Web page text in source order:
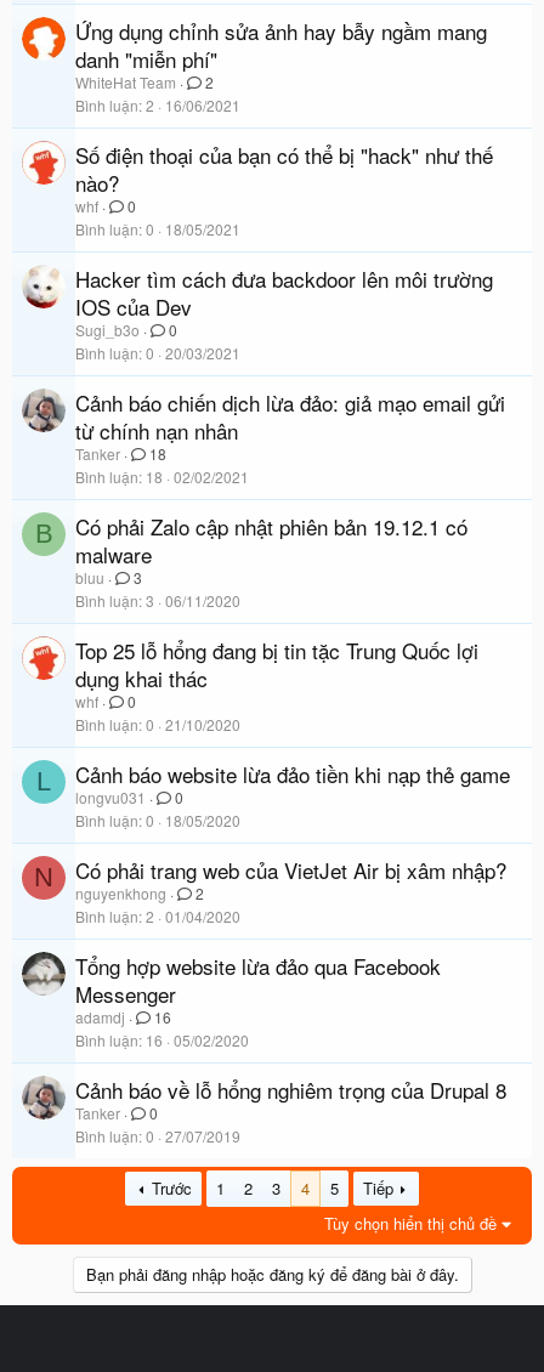
Ứng dụng chỉnh sửa ảnh hay bẫy ngầm mang
danh "miễn phí"
WhiteHat Team
2
Bình luận 2 16/06/2021
Số điện thoại của bạn có thể bị "hack" như thế
nào?
whf
0
Bình luận 0 18/05/2021
Hacker tìm cách đưa backdoor lên môi trường
IOS của Dev
Sugi_b3o
0
Bình luận 0 20/03/2021
Cảnh báo chiến dịch lừa đảo: giả mạo email gửi
từ chính nạn nhân
Tanker
18
Bình luận 18 02/02/2021
B
Có phải Zalo cập nhật phiên bản 19.12.1 có
malware
bluu
3
Bình luận 3 06/11/2020
Top 25 lỗ hổng đang bị tin tặc Trung Quốc lợi
dụng khai thác
whf
0
Bình luận 0 21/10/2020
L Cảnh báo website lừa đảo tiền khi nạp thẻ game
longvu031
0
Bình luận 0 18/05/2020
N Có phải trang web của VietJet Air bị xâm nhập?
nguyenkhong
2
Bình luận 2 01/04/2020
Tổng hợp website lừa đảo qua Facebook
Messenger
adamdj
16
Bình luận 16 05/02/2020
Cảnh báo về lỗ hổng nghiêm trọng của Drupal 8
Tanker
0
Bình luận 0 27/07/2019
Trước 1 2 3 4 5
Tiếp
Tùy chọn hiển thị chủ đề
Bạn phải đăng nhập hoặc đăng ký để đăng bài ở đây.